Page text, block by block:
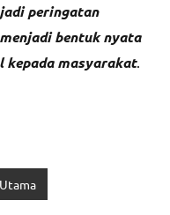
peringatan
bentuk nyata
kepada masyarakat.
Utama